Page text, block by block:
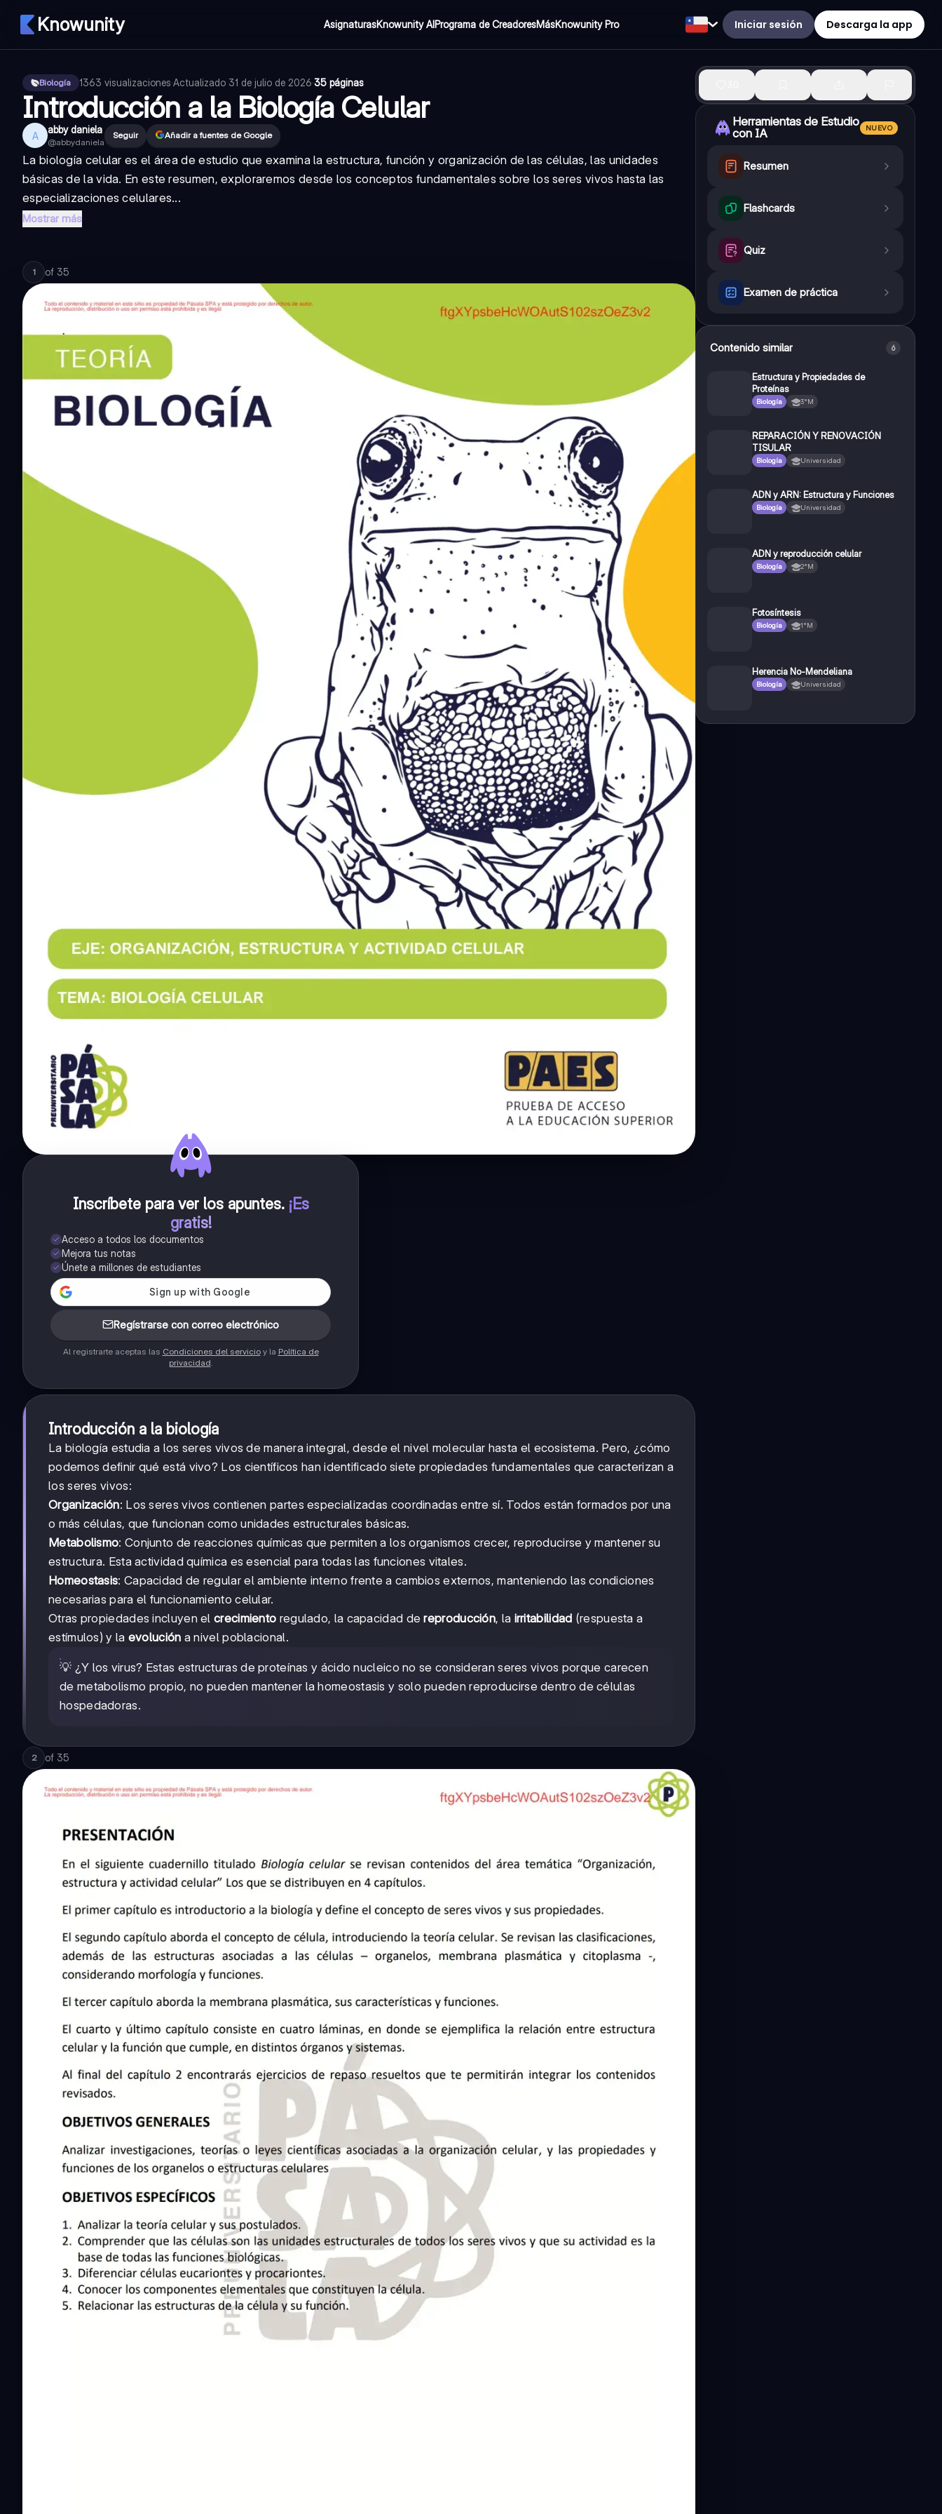
Knowunity AsignaturasKnowunity AIPrograma de CreadoresMásKnowunity Pro Iniciar sesión Descarga la app
Biología 1363 visualizaciones·Actualizado 31 de julio de 2026·35 páginas
Introducción a la Biología Celular
A abby daniela
@abbydaniela
Seguir Añadir a fuentes de Google
La biología celular es el área de estudio que examina la estructura, función y organización de las células, las unidades
básicas de la vida. En este resumen, exploraremos desde los conceptos fundamentales sobre los seres vivos hasta las
especializaciones celulares...
Mostrar más
1 of 35
Inscríbete para ver los apuntes. ¡Es
gratis!
Acceso a todos los documentos
Mejora tus notas
Únete a millones de estudiantes
Regístrarse con correo electrónico
Al registrarte aceptas las Condiciones del servicioy la Política de
privacidad
Introducción a la biología
La biología estudia a los seres vivos de manera integral, desde el nivel molecular hasta el ecosistema. Pero, ¿cómo
podemos definir qué está vivo? Los científicos han identificado siete propiedades fundamentales que caracterizan a
los seres vivos:
Organización: Los seres vivos contienen partes especializadas coordinadas entre sí. Todos están formados por una
o más células, que funcionan como unidades estructurales básicas.
Metabolismo: Conjunto de reacciones químicas que permiten a los organismos crecer, reproducirse y mantener su
estructura. Esta actividad química es esencial para todas las funciones vitales.
Homeostasis: Capacidad de regular el ambiente interno frente a cambios externos, manteniendo las condiciones
necesarias para el funcionamiento celular.
Otras propiedades incluyen el crecimiento regulado, la capacidad dereproducción, la irritabilidad (respuesta a
estímulos) y la evolución a nivel poblacional.
💡 ¿Y los virus? Estas estructuras de proteínas y ácido nucleico no se consideran seres vivos porque carecen
de metabolismo propio, no pueden mantener la homeostasis y solo pueden reproducirse dentro de células
hospedadoras.
2 of 35
Herramientas de Estudio
con IA
NUEVO
Resumen
Flashcards
Quiz
Examen de práctica
Contenido similar 6
Estructura y Propiedades de
Proteínas
Biología 3°M
REPARACIÓN Y RENOVACIÓN
TISULAR
Biología Universidad
ADN y ARN: Estructura y Funciones
Biología Universidad
ADN y reproducción celular
Biología 2°M
Fotosíntesis
Biología 1°M
Herencia No-Mendeliana
Biología Universidad